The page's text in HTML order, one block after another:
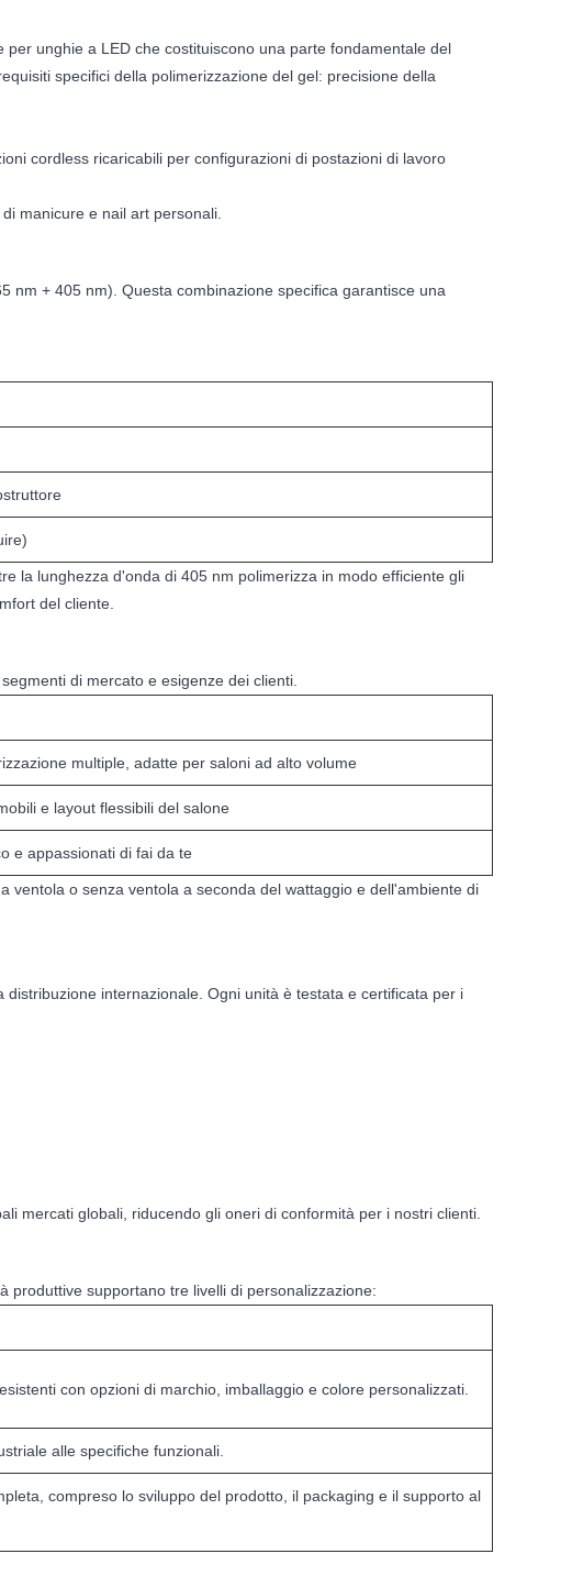
unghie a LED che costituiscono una parte fondamentale del
specifici della polimerizzazione del gel: precisione della
cordless ricaricabili per configurazioni di postazioni di lavoro
manicure e nail art personali.
nm + 405 nm). Questa combinazione specifica garantisce una
la lunghezza d'onda di 405 nm polimerizza in modo efficiente gli
del cliente.
di mercato e esigenze dei clienti.
multiple, adatte per saloni ad alto volume
e layout flessibili del salone
e appassionati di fai da te
ventola o senza ventola a seconda del wattaggio e dell'ambiente di
internazionale. Ogni unità è testata e certificata per i
mercati globali, riducendo gli oneri di conformità per i nostri clienti.
produttive supportano tre livelli di personalizzazione:
con opzioni di marchio, imballaggio e colore personalizzati.
alle specifiche funzionali.
compreso lo sviluppo del prodotto, il packaging e il supporto al